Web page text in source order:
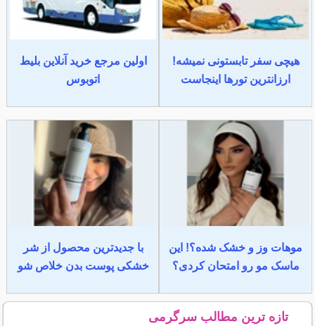
هیچی سفر تابستونی نمیشه!
ارزانترین تورها اینجاست
اولین مرجع خرید آنلاین بلیط
اتوبوس
موهات وز و خشک شده؟! این
ماسک مو رو امتحان کردی؟
با جدیدترین محصول از شر
خشکی پوست بدن خلاص شو
تازه ترین مطالب سرگرمی